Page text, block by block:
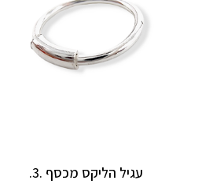
עגיל הליקס מכסף .3.